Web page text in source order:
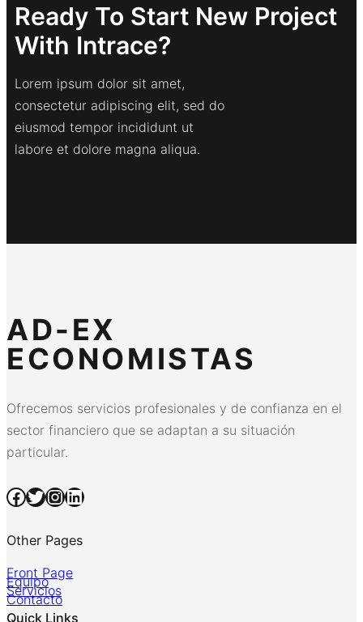
Ready To Start New Project
With Intrace?
Lorem ipsum dolor sit amet,
consectetur adipiscing elit, sed do
eiusmod tempor incididunt ut
labore et dolore magna aliqua.
AD-EX
ECONOMISTAS
Ofrecemos servicios profesionales y de confianza en el
sector financiero que se adaptan a su situación
particular.
Facebook Twitter InstagramLinkedIn
Other Pages
Front Page
Equipo
Servicios
Contacto
Quick Links